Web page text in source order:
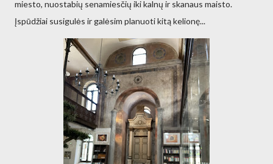
miesto, nuostabių senamiesčių iki kalnų ir skanaus maisto.
Įspūdžiai susigulės ir galėsim planuoti kitą kelionę...